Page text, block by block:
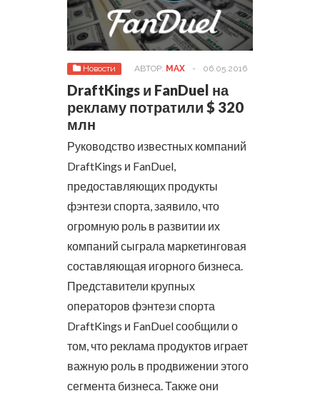
Новости АВТОР: MAX - 06.05.2016
DraftKings и FanDuel на
рекламу потратили $ 320
млн
Руководство известных компаний
DraftKings и FanDuel,
предоставляющих продукты
фэнтези спорта, заявило, что
огромную роль в развитии их
компаний сыграла маркетинговая
составляющая игорного бизнеса.
Представители крупных
операторов фэнтези спорта
DraftKings и FanDuel сообщили о
том, что реклама продуктов играет
важную роль в продвижении этого
сегмента бизнеса. Также они